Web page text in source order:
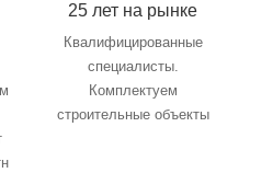
25 лет на рынке
Квалифицированные
специалисты.
Комплектуем
строительные объекты